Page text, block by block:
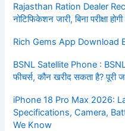
Rajasthan Ration Dealer
नोटिफिकेशन जारी, बिना परीक्षा
Rich Gems App Download
BSNL Satellite Phone :
फीचर्स, कौन खरीद सकता है? पूरी
iPhone 18 Pro Max 2026:
Specifications, Camera,
We Know